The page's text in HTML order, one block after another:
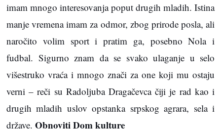
imam mnogo interesovanja poput drugih mladih. Istina
manje vremena imam za odmor, zbog prirode posla, ali
naročito volim sport i pratim ga, posebno Nola i
fudbal. Sigurno znam da se svako ulaganje u selo
višestruko vraća i mnogo znači za one koji mu ostaju
verni – reči su Radoljuba Dragačevca čiji je rad kao i
drugih mladih uslov opstanka srpskog agrara, sela i
države. Obnoviti Dom kulture